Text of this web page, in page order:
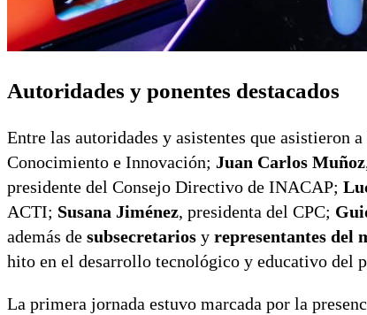
Autoridades y ponentes destacados
Entre las autoridades y asistentes que asistieron
Conocimiento e Innovación; Juan Carlos Muñoz
presidente del Consejo Directivo de INACAP;
ACTI; Susana Jiménez, presidenta del CPC;
además de subsecretarios y representantes del
hito en el desarrollo tecnológico y educativo del
La primera jornada estuvo marcada por la